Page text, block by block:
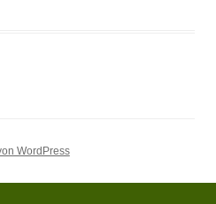
WordPress